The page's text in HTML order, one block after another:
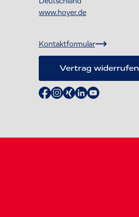
www.hoyer.de
Kontaktformular
Vertrag widerrufen